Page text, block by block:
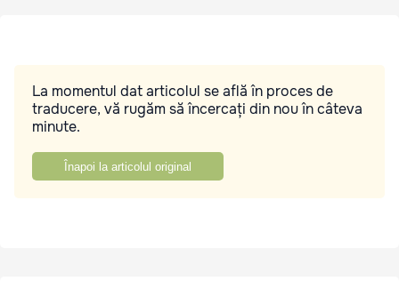
La momentul dat articolul se află în proces de
traducere, vă rugăm să încercați din nou în câteva
minute.
Înapoi la articolul original